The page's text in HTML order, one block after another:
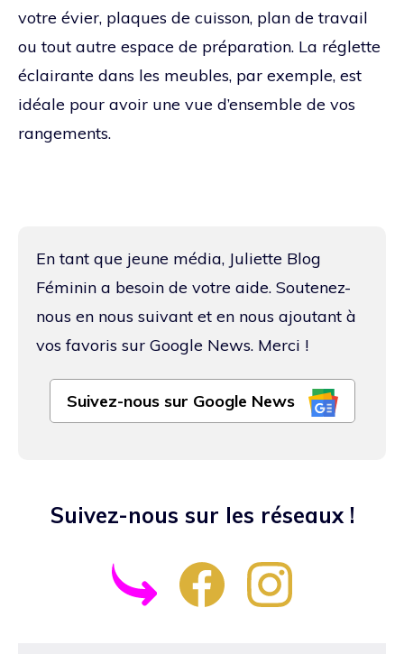
votre évier, plaques de cuisson, plan de travail
ou tout autre espace de préparation. La réglette
éclairante dans les meubles, par exemple, est
idéale pour avoir une vue d’ensemble de vos
rangements.
En tant que jeune média, Juliette Blog
Féminin a besoin de votre aide. Soutenez-
nous en nous suivant et en nous ajoutant à
vos favoris sur Google News. Merci !
Suivez-nous sur Google News
Suivez-nous sur les réseaux !